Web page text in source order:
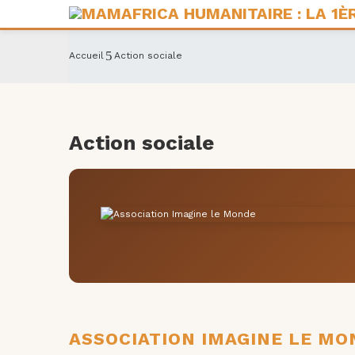
Accueil Action sociale
Action sociale
ASSOCIATION IMAGINE LE